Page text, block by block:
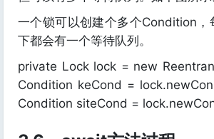
一个锁可以创建个多个Condition
下都会有一个等待队列。
private Lock lock = new
Condition keCond =
Condition siteCond =